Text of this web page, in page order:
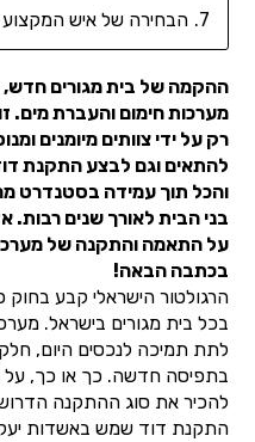
הבחירה של איש
ההקמה של בית מגורים
מערכות חימום והעברת מים.
רק על ידי צוותים מיומנים
להתאים וגם לבצע התקנת
והכל תוך עמידה בסטנדרט
בני הבית לאורך שנים רבות.
על התאמה והתקנה של
בכתבה הבאה!
הרגולטור הישראלי קבע
בכל בית מגורים בישראל.
לתת תמיכה לנכסים היום,
בתפיסה חדשה. כך או כך, על
להכיר את סוג ההתקנה
התקנת דוד שמש באשדות